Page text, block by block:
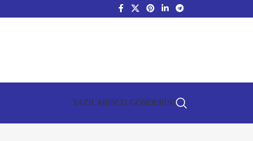
YAZILARINIZI GÖNDERİN!